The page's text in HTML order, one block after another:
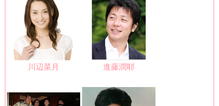
川辺菜月 進藤潤耶